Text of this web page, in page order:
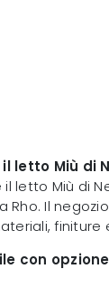
letto Miù di
letto Miù di
a Rho. Il
finiture
con